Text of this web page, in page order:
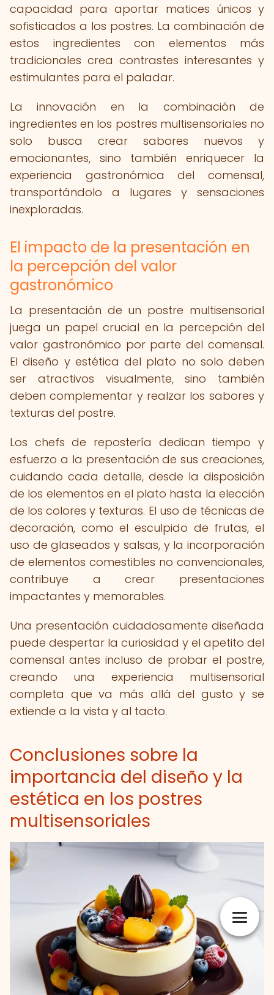
capacidad para aportar matices únicos y
sofisticados a los postres. La combinación de
estos ingredientes con elementos más
tradicionales crea contrastes interesantes y
estimulantes para el paladar.
La innovación en la combinación de
ingredientes en los postres multisensoriales no
solo busca crear sabores nuevos y
emocionantes, sino también enriquecer la
experiencia gastronómica del comensal,
transportándolo a lugares y sensaciones
inexploradas.
El impacto de la presentación en
la percepción del valor
gastronómico
La presentación de un postre multisensorial
juega un papel crucial en la percepción del
valor gastronómico por parte del comensal.
El diseño y estética del plato no solo deben
ser atractivos visualmente, sino también
deben complementar y realzar los sabores y
texturas del postre.
Los chefs de repostería dedican tiempo y
esfuerzo a la presentación de sus creaciones,
cuidando cada detalle, desde la disposición
de los elementos en el plato hasta la elección
de los colores y texturas. El uso de técnicas de
decoración, como el esculpido de frutas, el
uso de glaseados y salsas, y la incorporación
de elementos comestibles no convencionales,
contribuye a crear presentaciones
impactantes y memorables.
Una presentación cuidadosamente diseñada
puede despertar la curiosidad y el apetito del
comensal antes incluso de probar el postre,
creando una experiencia multisensorial
completa que va más allá del gusto y se
extiende a la vista y al tacto.
Conclusiones sobre la
importancia del diseño y la
estética en los postres
multisensoriales